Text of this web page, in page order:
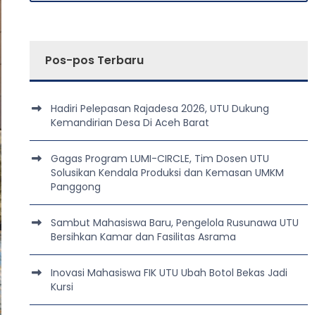
Pos-pos Terbaru
Hadiri Pelepasan Rajadesa 2026, UTU Dukung
Kemandirian Desa Di Aceh Barat
Gagas Program LUMI-CIRCLE, Tim Dosen UTU
Solusikan Kendala Produksi dan Kemasan UMKM
Panggong
Sambut Mahasiswa Baru, Pengelola Rusunawa UTU
Bersihkan Kamar dan Fasilitas Asrama
Inovasi Mahasiswa FIK UTU Ubah Botol Bekas Jadi
Kursi